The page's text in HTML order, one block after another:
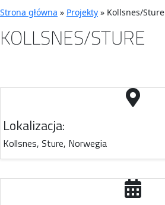
Strona główna » Projekty » Kollsnes/Sture
KOLLSNES/STURE
Lokalizacja:
Kollsnes, Sture, Norwegia